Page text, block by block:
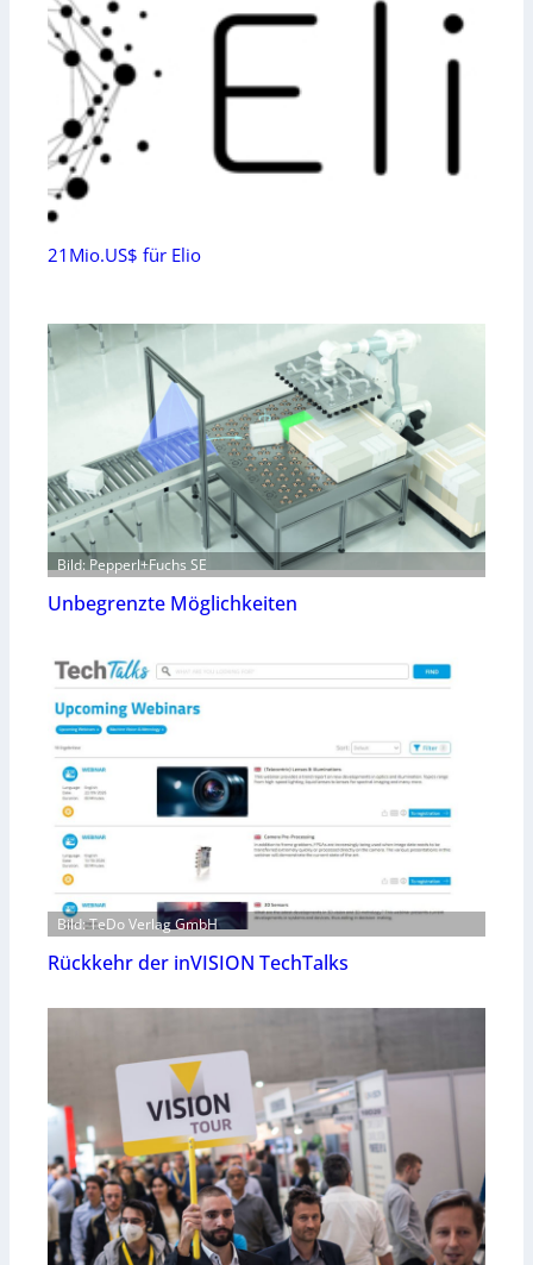
21Mio.US$ für Elio
Bild: Pepperl+Fuchs SE
Unbegrenzte Möglichkeiten
Bild: TeDo Verlag GmbH
Rückkehr der inVISION TechTalks